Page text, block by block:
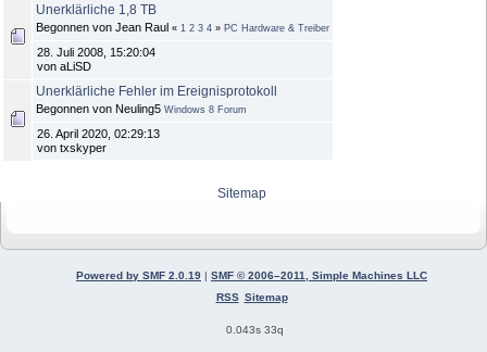
Unerklärliche 1,8 TB
Begonnen von Jean Raul « 1 2 3 4 » PC Hardware & Treiber
28. Juli 2008, 15:20:04
von aLiSD
Unerklärliche Fehler im Ereignisprotokoll
Begonnen von Neuling5 Windows 8 Forum
26. April 2020, 02:29:13
von txskyper
Sitemap
Powered by SMF 2.0.19 | SMF © 2006–2011, Simple Machines LLC
RSS Sitemap
0.043s 33q